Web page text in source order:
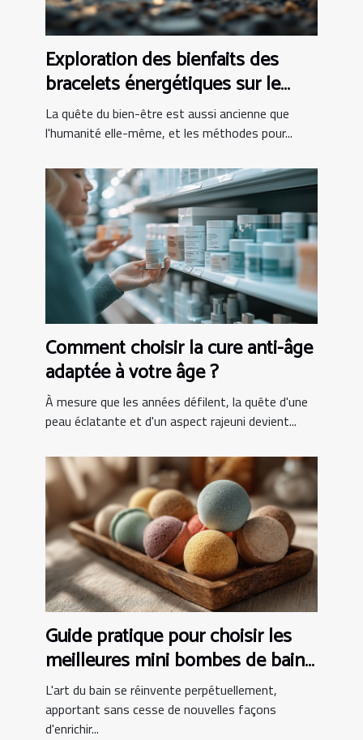
Exploration des bienfaits des
bracelets énergétiques sur le
bien-être
La quête du bien-être est aussi ancienne que
l'humanité elle-même, et les méthodes pour...
Comment choisir la cure anti-âge
adaptée à votre âge ?
À mesure que les années défilent, la quête d'une
peau éclatante et d'un aspect rajeuni devient...
Guide pratique pour choisir les
meilleures mini bombes de bain
effervescentes
L'art du bain se réinvente perpétuellement,
apportant sans cesse de nouvelles façons
d'enrichir...